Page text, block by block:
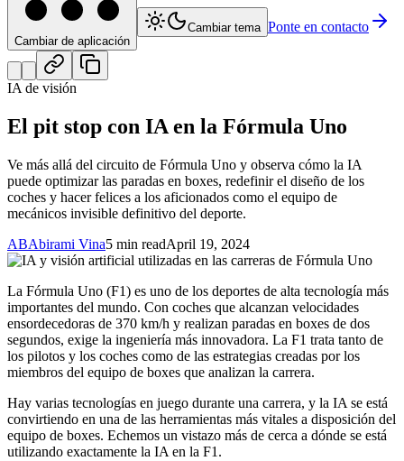
Cambiar de aplicación
Cambiar tema Ponte en contacto
IA de visión
El pit stop con IA en la Fórmula Uno
Ve más allá del circuito de Fórmula Uno y observa cómo la IA
puede optimizar las paradas en boxes, redefinir el diseño de los
coches y hacer felices a los aficionados como el equipo de
mecánicos invisible definitivo del deporte.
ABAbirami Vina5 min readApril 19, 2024
La Fórmula Uno (F1) es uno de los deportes de alta tecnología más
importantes del mundo. Con coches que alcanzan velocidades
ensordecedoras de 370 km/h y realizan paradas en boxes de dos
segundos, exige la ingeniería más innovadora. La F1 trata tanto de
los pilotos y los coches como de las estrategias creadas por los
miembros del equipo de boxes que analizan la carrera.
Hay varias tecnologías en juego durante una carrera, y la IA se está
convirtiendo en una de las herramientas más vitales a disposición del
equipo de boxes. Echemos un vistazo más de cerca a dónde se está
utilizando exactamente la IA en la F1.